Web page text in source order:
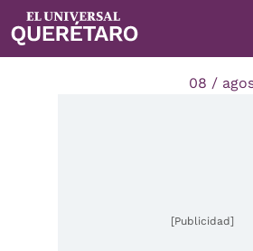
08 /
[Publicidad]